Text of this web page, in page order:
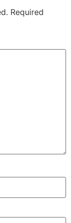
Required